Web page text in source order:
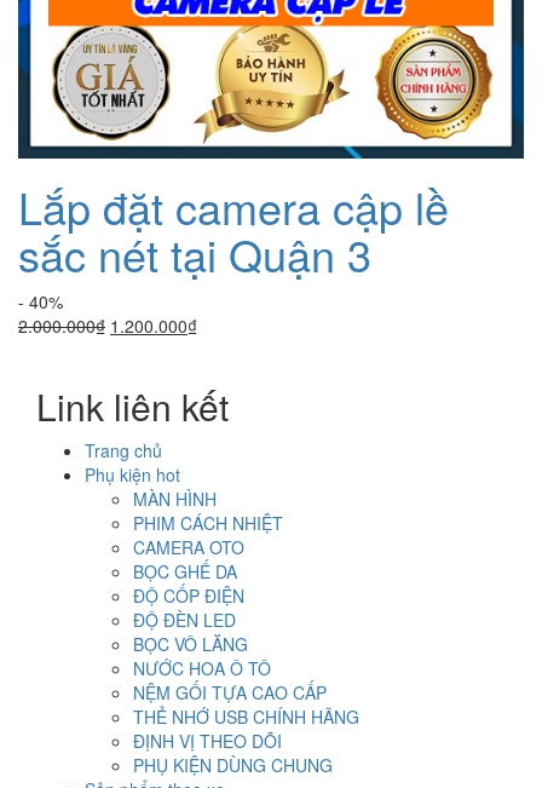
Lắp đặt camera cập lề
sắc nét tại Quận 3
- 40%
2.000.000₫ Giá
2.000.000₫.
1.200.000₫Giá
là:
1.200.000₫.
Link liên kết
Trang chủ
Phụ kiện hot
MÀN HÌNH
PHIM CÁCH NHIỆT
CAMERA OTO
BỌC GHẾ DA
ĐỘ CỐP ĐIỆN
ĐỘ ĐÈN LED
BỌC VÔ LĂNG
NƯỚC HOA Ô TÔ
NỆM GỐI TỰA CAO CẤP
THẺ NHỚ USB CHÍNH HÃNG
ĐỊNH VỊ THEO DÕI
PHỤ KIỆN DÙNG CHUNG